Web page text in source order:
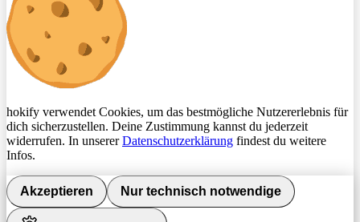
hokify verwendet Cookies, um das bestmögliche Nutzererlebnis für
dich sicherzustellen. Deine Zustimmung kannst du jederzeit
widerrufen. In unsererDatenschutzerklärung findest du weitere
Infos.
Akzeptieren Nur technisch notwendige